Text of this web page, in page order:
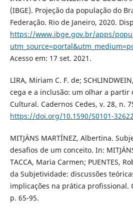
(IBGE). Projeção da população do
Federação. Rio de Janeiro, 2020.
https://www.ibge.gov.br/apps/
Acesso em: 17 set. 2021.
LIRA, Miriam C. F. de;
cega e a inclusão: um olhar a partir
Cultural. Cadernos Cedes, v. 28, n.
https://doi.org/10.1590/S0101-
MITJÁNS MARTÍNEZ, Albertina.
desafios de um conceito. In:
TACCA, Maria Carmen; PUENTES,
da Subjetividade: discussões
implicações na prática profissional.
p. 65-95.